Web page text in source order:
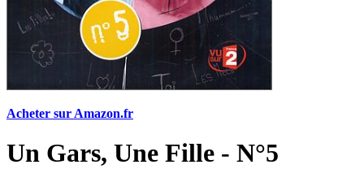
Acheter sur Amazon.fr
Un Gars, Une Fille - N°5